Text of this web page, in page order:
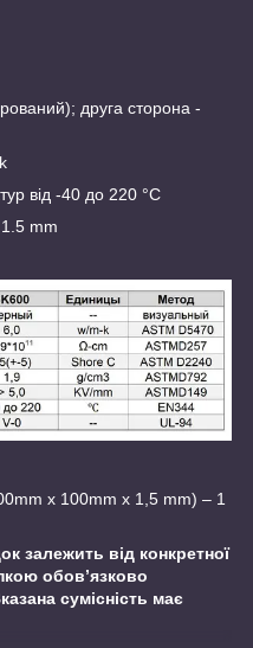
друга сторона -
від -40 до 220 °С
mm
х 100mm х 1,5 mm) – 1
залежить від конкретної
обов’язково
сумісність має